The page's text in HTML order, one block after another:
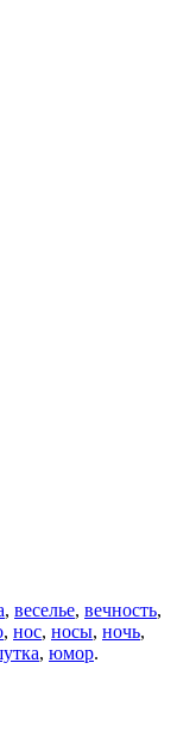
, веселье, вечность,
, нос, носы, ночь,
, юмор.